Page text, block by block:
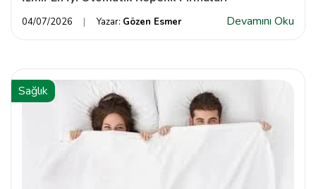
04/07/2026 Yazar: Gözen Esmer Devamını Oku
Sağlık